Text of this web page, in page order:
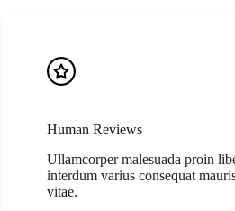
Human Reviews
Ullamcorper malesuada proin
interdum varius consequat
vitae.